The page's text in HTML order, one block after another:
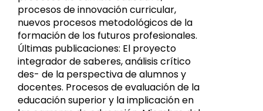
procesos de innovación curricular,
nuevos procesos metodológicos de la
formación de los futuros profesionales.
Últimas publicaciones: El proyecto
integrador de saberes, análisis crítico
des- de la perspectiva de alumnos y
docentes. Procesos de evaluación de la
educación superior y la implicación en